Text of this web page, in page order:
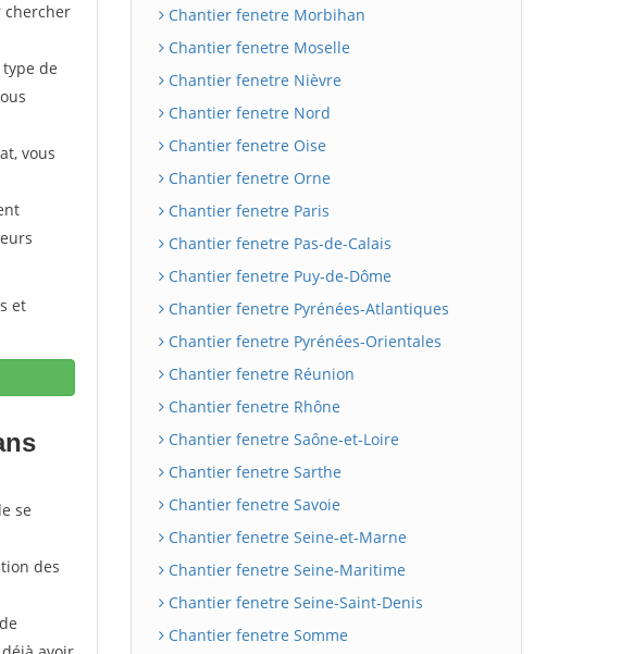
chercher
de
vous
et
se
des
Chantier fenetre Morbihan
Chantier fenetre Moselle
Chantier fenetre Nièvre
Chantier fenetre Nord
Chantier fenetre Oise
Chantier fenetre Orne
Chantier fenetre Paris
Chantier fenetre Pas-de-Calais
Chantier fenetre Puy-de-Dôme
Chantier fenetre Pyrénées-Atlantiques
Chantier fenetre Pyrénées-Orientales
Chantier fenetre Réunion
Chantier fenetre Rhône
Chantier fenetre Saône-et-Loire
Chantier fenetre Sarthe
Chantier fenetre Savoie
Chantier fenetre Seine-et-Marne
Chantier fenetre Seine-Maritime
Chantier fenetre Seine-Saint-Denis
Chantier fenetre Somme